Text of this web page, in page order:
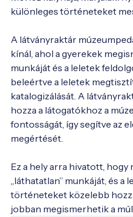
különleges történeteket
A látványraktár
kínál, ahol a gyerekek
munkáját és a leletek
beleértve a leletek
katalogizálását. A
hozza a látogatókhoz a
fontosságát, így segítve az
megértését.
Ez a hely arra hivatott, hogy
„láthatatlan” munkáját, és a
történeteket közelebb